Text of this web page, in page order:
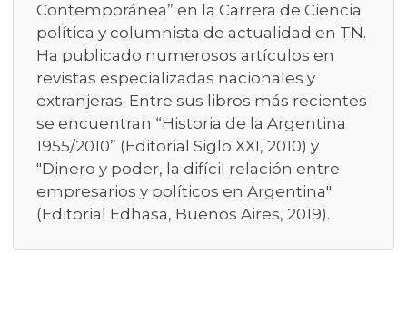
Contemporánea” en la Carrera de Ciencia
política y columnista de actualidad en TN.
Ha publicado numerosos artículos en
revistas especializadas nacionales y
extranjeras. Entre sus libros más recientes
se encuentran “Historia de la Argentina
1955/2010” (Editorial Siglo XXI, 2010) y
"Dinero y poder, la difícil relación entre
empresarios y políticos en Argentina"
(Editorial Edhasa, Buenos Aires, 2019).